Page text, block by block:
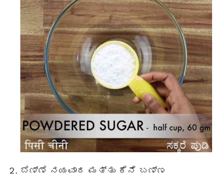
ಬೆಣ್ಣೆ ನಯವಾದ ಮತ್ತು ಕೆನೆ ಬಣ್ಣ